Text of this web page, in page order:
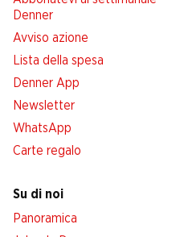
Denner
Avviso azione
Lista della spesa
Denner App
Newsletter
WhatsApp
Carte regalo
Su di noi
Panoramica